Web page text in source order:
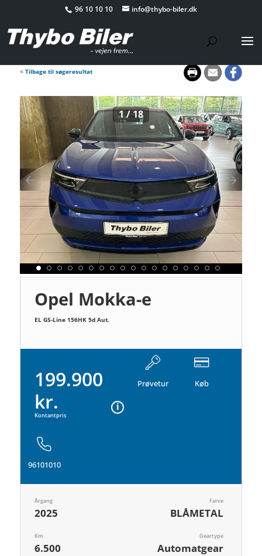
96 10 10 10 info@thybo-biler.dk
< Tilbage til søgeresultat
1/18
Opel Mokka-e
EL GS-Line 156HK 5d Aut.
199.900
kr.
Kontantpris
Prøvetur Køb
96101010
Årgang
2025
Farve
BLÅMETAL
Km
6.500
Geartype
Automatgear